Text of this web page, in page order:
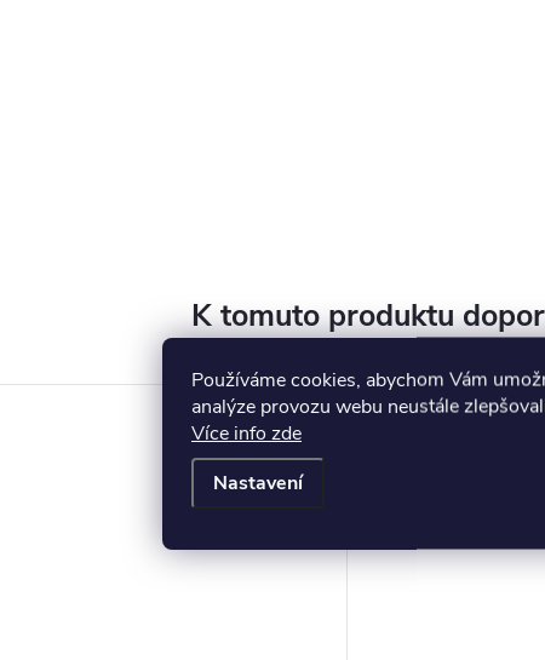
Používáme cookies, abychom Vám
analýze provozu webu neustále
Více info zde
Nastavení
K tomuto produktu